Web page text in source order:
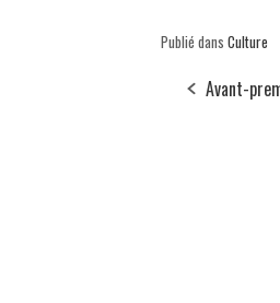
Publié dans Culture
Avant-